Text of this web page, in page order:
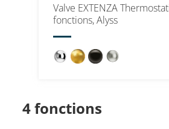
Valve EXTENZA
fonctions, Alyss
4 fonctions